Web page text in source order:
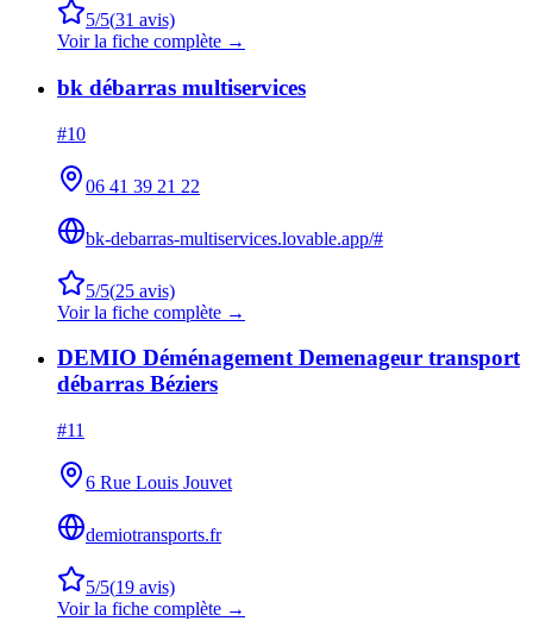
5/5(31 avis)
Voir la fiche complète →
bk débarras multiservices
#10
06 41 39 21 22
bk-debarras-multiservices.lovable.app/#
5/5(25 avis)
Voir la fiche complète →
DEMIO Déménagement Demenageur transport
débarras Béziers
#11
6 Rue Louis Jouvet
demiotransports.fr
5/5(19 avis)
Voir la fiche complète →